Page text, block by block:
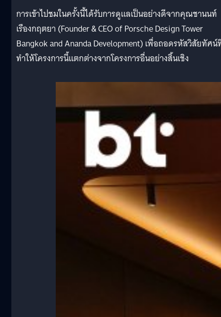
การเข้าไปชมในครั้งนี้ได้รับการดูแลเป็นอย่างดีจากคุณชานนท์
เรืองกฤตยา (Founder & CEO of Porsche Design Tower
Bangkok and Ananda Development) เพื่อถอดรหัสวิสัยทัศน์
ทำให้โครงการนี้แตกต่างจากโครงการอื่นอย่างสิ้นเชิง